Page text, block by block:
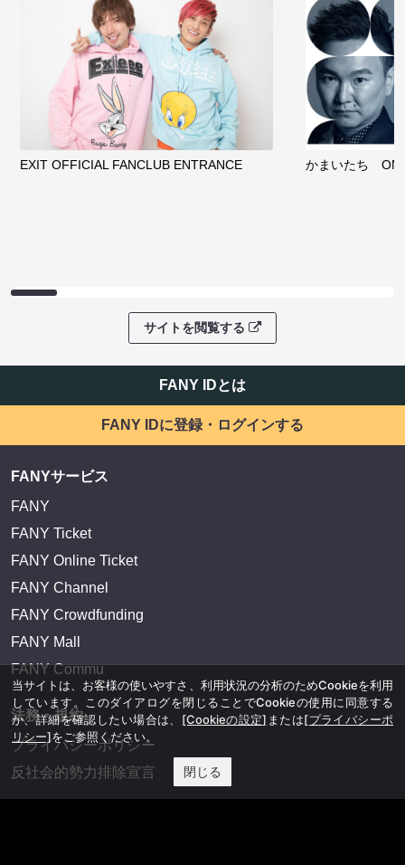
EXIT OFFICIAL FANCLUB ENTRANCE かまいたち
サイトを閲覧する
FANY IDとは
FANY IDに登録・ログインする
FANYサービス
FANY
FANY Ticket
FANY Online Ticket
FANY Channel
FANY Crowdfunding
FANY Mall
FANY Commu
法務・規約
プライバシーポリシー
反社会的勢力排除宣言
当サイトは、お客様の使いやすさ、利用状況の分析のためCookieを利用
しています。このダイアログを閉じることでCookieの使用に同意する
か、詳細を確認したい場合は、 [Cookieの設定] または[プライバシーポ
リシー]をご参照ください。
閉じる